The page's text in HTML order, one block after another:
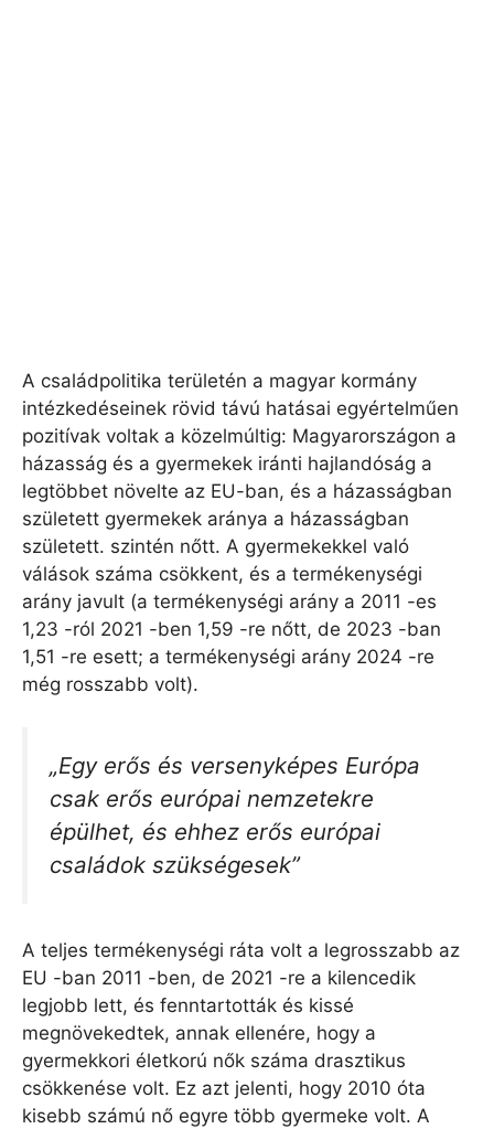
A családpolitika területén a magyar kormány
intézkedéseinek rövid távú hatásai egyértelműen
pozitívak voltak a közelmúltig: Magyarországon a
házasság és a gyermekek iránti hajlandóság a
legtöbbet növelte az EU-ban, és a házasságban
született gyermekek aránya a házasságban
született. szintén nőtt. A gyermekekkel való
válások száma csökkent, és a termékenységi
arány javult (a termékenységi arány a 2011 -es
1,23 -ról 2021 -ben 1,59 -re nőtt, de 2023 -ban
1,51 -re esett; a termékenységi arány 2024 -re
még rosszabb volt).
„Egy erős és versenyképes Európa
csak erős európai nemzetekre
épülhet, és ehhez erős európai
családok szükségesek”
A teljes termékenységi ráta volt a legrosszabb az
EU -ban 2011 -ben, de 2021 -re a kilencedik
legjobb lett, és fenntartották és kissé
megnövekedtek, annak ellenére, hogy a
gyermekkori életkorú nők száma drasztikus
csökkenése volt. Ez azt jelenti, hogy 2010 óta
kisebb számú nő egyre több gyermeke volt. A